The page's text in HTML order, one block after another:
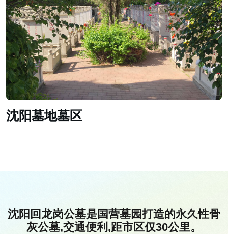
沈阳墓地墓区
沈阳回龙岗公墓是国营墓园打造的永久性骨
灰公墓,交通便利,距市区仅30公里。